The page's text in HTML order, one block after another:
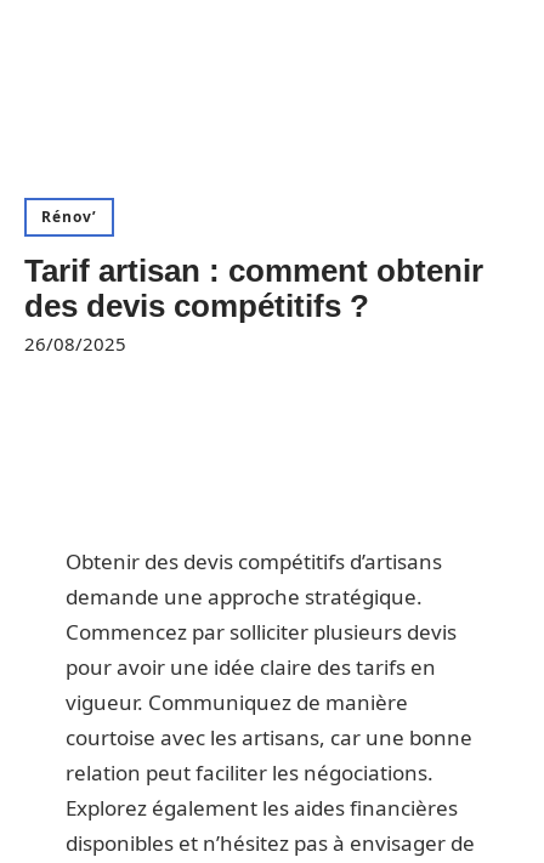
Rénov’
Tarif artisan : comment obtenir
des devis compétitifs ?
26/08/2025
Obtenir des devis compétitifs d’artisans
demande une approche stratégique.
Commencez par solliciter plusieurs devis
pour avoir une idée claire des tarifs en
vigueur. Communiquez de manière
courtoise avec les artisans, car une bonne
relation peut faciliter les négociations.
Explorez également les aides financières
disponibles et n’hésitez pas à envisager de